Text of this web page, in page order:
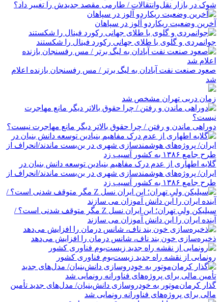
شوک در بازار نقل‌وانتقالات / طارمی مقصد جدیدش را تغییر داد؟
آخرین وضعیت ریکاردو آلوز در سپاهان
جوانمردی و گلوی با طلای جهانی رکورد فینال را شکستند
صعود صنعت نفت آبادان به لیگ برتر / مس رفسنجان بازنده اعلام
شد
زمان دربی تهران مشخص شد
دوراهی ماندن و رفتن / چرا حقوق بالاتر دیگر مانع مهاجرت نیست؟
گلایه اطهاری از عدم درک مفاهیم بنیادین توسعه دانش بنیان در
ایران/ پروژه‌های هوشمندسازی شهری در بن‌بست ماندند/انحراف از
طرح جامع ۱۳۸۶ به کشور آسیب زد
سیلیکن ولیِ تهران؛ این ایران نسل Z مگر متوقف شدنی است؟ /
آینده ایران را این دانش آموزان می سازند
ذخیره‌سازی خون بند ناف، شانس درمان را افزایش می‌دهد
رونمایی از نقشه راه جدید زیست‌بوم فناوری کشور
گذار کرمان‌موتور به خودروسازی دانش‌بنیان/ مدل‌های جدید تأمین
مالی برای پروژه‌های فناورانه رونمایی شد